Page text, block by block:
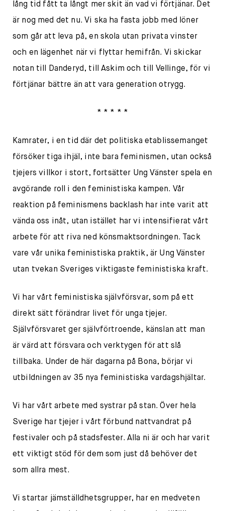
lång tid fått ta långt mer skit än vad vi förtjänar. Det
är nog med det nu. Vi ska ha fasta jobb med löner
som går att leva på, en skola utan privata vinster
och en lägenhet när vi flyttar hemifrån. Vi skickar
notan till Danderyd, till Askim och till Vellinge, för vi
förtjänar bättre än att vara generation otrygg.
* * * * *
Kamrater, i en tid där det politiska etablissemanget
försöker tiga ihjäl, inte bara feminismen, utan också
tjejers villkor i stort, fortsätter Ung Vänster spela en
avgörande roll i den feministiska kampen. Vår
reaktion på feminismens backlash har inte varit att
vända oss inåt, utan istället har vi intensifierat vårt
arbete för att riva ned könsmaktsordningen. Tack
vare vår unika feministiska praktik, är Ung Vänster
utan tvekan Sveriges viktigaste feministiska kraft.
Vi har vårt feministiska självförsvar, som på ett
direkt sätt förändrar livet för unga tjejer.
Självförsvaret ger självförtroende, känslan att man
är värd att försvara och verktygen för att slå
tillbaka. Under de här dagarna på Bona, börjar vi
utbildningen av 35 nya feministiska vardagshjältar.
Vi har vårt arbete med systrar på stan. Över hela
Sverige har tjejer i vårt förbund nattvandrat på
festivaler och på stadsfester. Alla ni är och har varit
ett viktigt stöd för dem som just då behöver det
som allra mest.
Vi startar jämställdhetsgrupper, har en medveten